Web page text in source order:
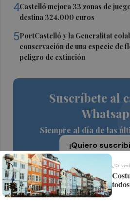
4Castelló mejora 33 zonas de
destina 324.000 euros
5PortCastelló y la Generalitat
conservación de una especie de
peligro de extinción
Suscríbete al
Siempre al día de las
¡Quiero
¿De